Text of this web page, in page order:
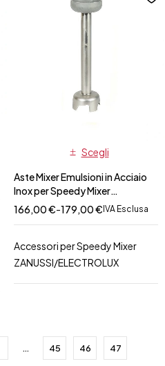
Scegli
Aste Mixer Emulsioni in Acciaio
Inox per Speedy Mixer
ZANUSSI/ELECTROLUX
166,00€-179,00€ IVA Esclusa
Accessori per Speedy Mixer
ZANUSSI/ELECTROLUX
… 45 46 47